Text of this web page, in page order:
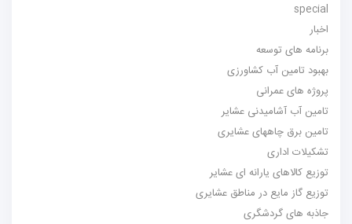
special
اخبار
برنامه های توسعه
بهبود تامین آب کشاورزی
پروژه های عمرانی
تامین آب آشامیدنی عشایر
تامین برق چاههای عشایری
تشکیلات اداری
توزیع کالاهای یارانه ای عشایر
توزیع گاز مایع در مناطق عشایری
جاذبه های گردشگری